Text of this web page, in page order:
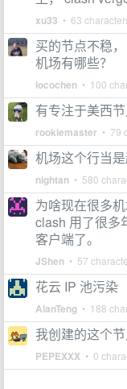
xu33 • 63
买的节点不稳
机场有哪些？
locochen • 100
有专注于美西
rookiemaster • 79
机场这个行当
nightan • 580
为啥现在很多
clash 用了很多
客户端了。
JShen • 57
花云 IP 池污染
AlanTeng • 188
我创建的这个
PEPEXXX • 0